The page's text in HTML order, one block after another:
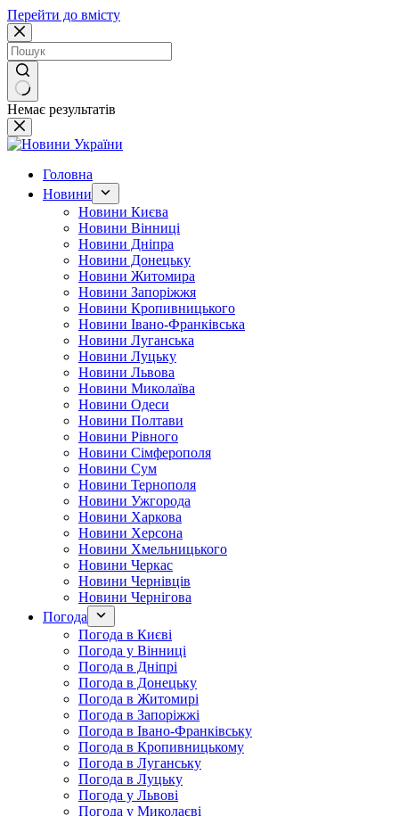
Перейти до вмісту
Немає результатів
Головна
Новини
Новини Києва
Новини Вінниці
Новини Дніпра
Новини Донецьку
Новини Житомира
Новини Запоріжжя
Новини Кропивницького
Новини Івано-Франківська
Новини Луганська
Новини Луцьку
Новини Львова
Новини Миколаїва
Новини Одеси
Новини Полтави
Новини Рівного
Новини Сімферополя
Новини Сум
Новини Тернополя
Новини Ужгорода
Новини Харкова
Новини Херсона
Новини Хмельницького
Новини Черкас
Новини Чернівців
Новини Чернігова
Погода
Погода в Києві
Погода у Вінниці
Погода в Дніпрі
Погода в Донецьку
Погода в Житомирі
Погода в Запоріжжі
Погода в Івано-Франківську
Погода в Кропивницькому
Погода в Луганську
Погода в Луцьку
Погода у Львові
Погода у Миколаєві